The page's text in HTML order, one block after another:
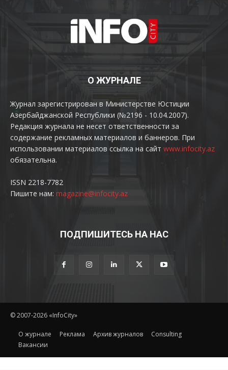
О ЖУРНАЛЕ
Журнал зарегистрирован в Министерстве Юстиции
Азербайджанской Республики (№2196 - 10.04.2007).
Редакция журнала не несет ответственности за
содержание рекламных материалов и баннеров. При
использовании материалов ссылка на сайт www.infocity.az
обязательна.
ISSN 2218-7782
Пишите нам: magazine@infocity.az
ПОДПИШИТЕСЬ НА НАС
© 2007-2026 «InfoCity»
O журнале Реклама Архив журналов
Consulting
Вакансии